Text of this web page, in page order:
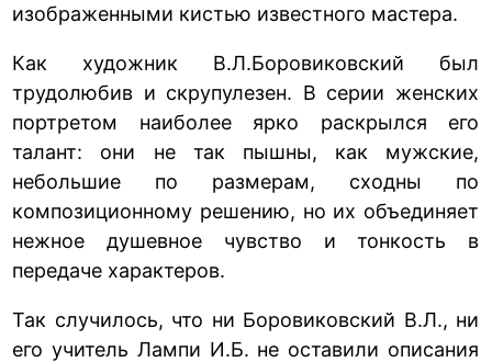
изображенными кистью известного мастера.
Как художник В.Л.Боровиковский был
трудолюбив и скрупулезен. В серии женских
портретом наиболее ярко раскрылся его
талант: они не так пышны, как мужские,
небольшие по размерам, сходны по
композиционному решению, но их объединяет
нежное душевное чувство и тонкость в
передаче характеров.
Так случилось, что ни Боровиковский В.Л., ни
его учитель Лампи И.Б. не оставили описания